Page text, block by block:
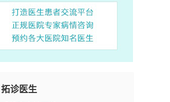
拓诊医生